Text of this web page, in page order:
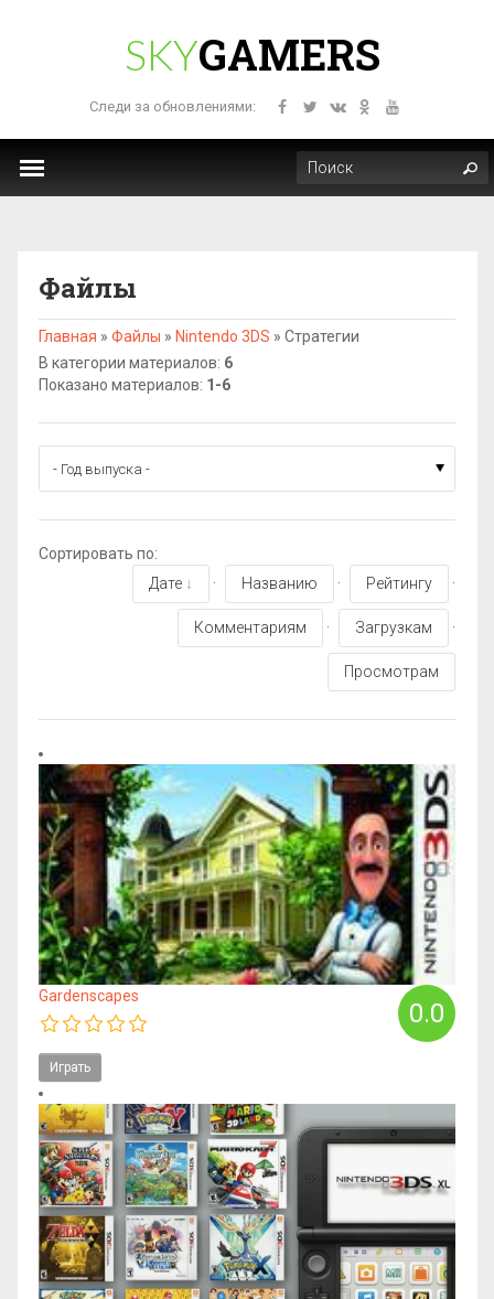
SKYGAMERS
Следи за обновлениями:
Файлы
Главная » Файлы » Nintendo 3DS » Стратегии
В категории материалов: 6
Показано материалов: 1-6
Сортировать по:
Дате
· Названию · Рейтингу ·
Комментариям · Загрузкам ·
Просмотрам
0.0
Gardenscapes
Играть